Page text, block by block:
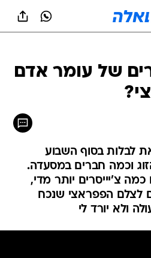
של עומר אדם
לבלות בסוף השבוע
וכמה חברים במסעדה.
צ'יייסרים יותר מדי,
לצלם הפפראצי שנכח
ולא יורד לי